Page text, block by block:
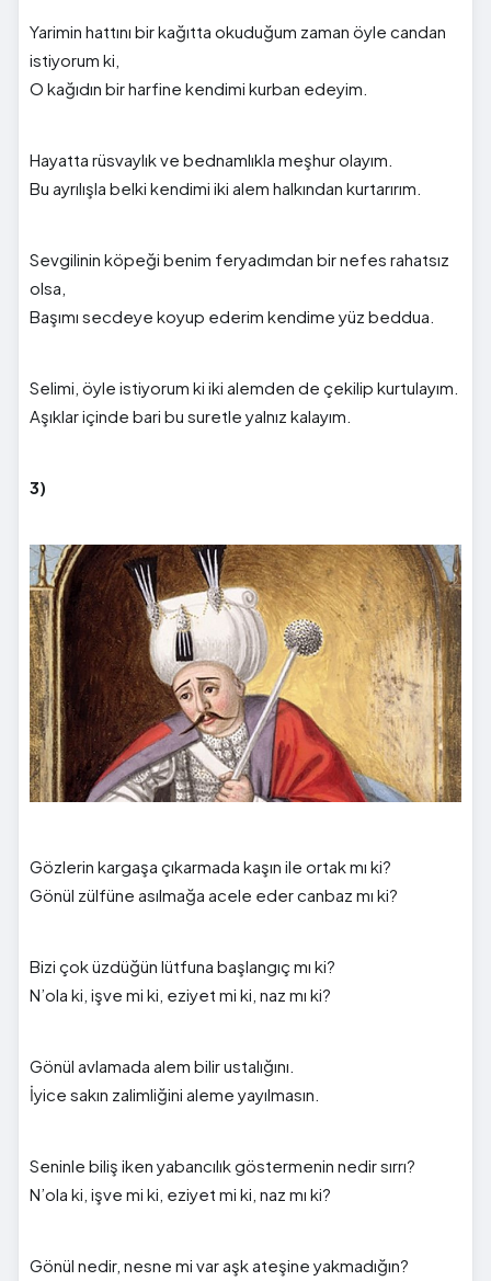
Yarimin hattını bir kağıtta okuduğum zaman öyle candan
istiyorum ki,
O kağıdın bir harfine kendimi kurban edeyim.
Hayatta rüsvaylık ve bednamlıkla meşhur olayım.
Bu ayrılışla belki kendimi iki alem halkından kurtarırım.
Sevgilinin köpeği benim feryadımdan bir nefes rahatsız
olsa,
Başımı secdeye koyup ederim kendime yüz beddua.
Selimi, öyle istiyorum ki iki alemden de çekilip kurtulayım.
Aşıklar içinde bari bu suretle yalnız kalayım.
3)
Gözlerin kargaşa çıkarmada kaşın ile ortak mı ki?
Gönül zülfüne asılmağa acele eder canbaz mı ki?
Bizi çok üzdüğün lütfuna başlangıç mı ki?
N’ola ki, işve mi ki, eziyet mi ki, naz mı ki?
Gönül avlamada alem bilir ustalığını.
İyice sakın zalimliğini aleme yayılmasın.
Seninle biliş iken yabancılık göstermenin nedir sırrı?
N’ola ki, işve mi ki, eziyet mi ki, naz mı ki?
Gönül nedir, nesne mi var aşk ateşine yakmadığın?